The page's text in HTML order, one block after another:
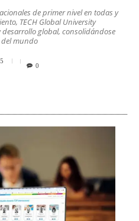
de primer nivel en todas y
TECH Global University
global, consolidándose
mundo
0